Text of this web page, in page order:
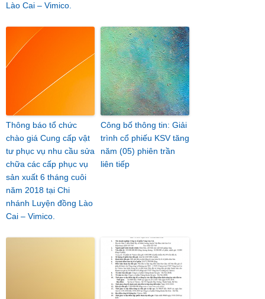
Lào Cai – Vimico.
Thông báo tổ chức
chào giá Cung cấp vật
tư phục vụ nhu cầu sửa
chữa các cấp phục vụ
sản xuất 6 tháng cuôi
năm 2018 tại Chi
nhánh Luyện đồng Lào
Cai – Vimico.
Công bố thông tin: Giải
trình cổ phiếu KSV tăng
năm (05) phiên trần
liên tiếp